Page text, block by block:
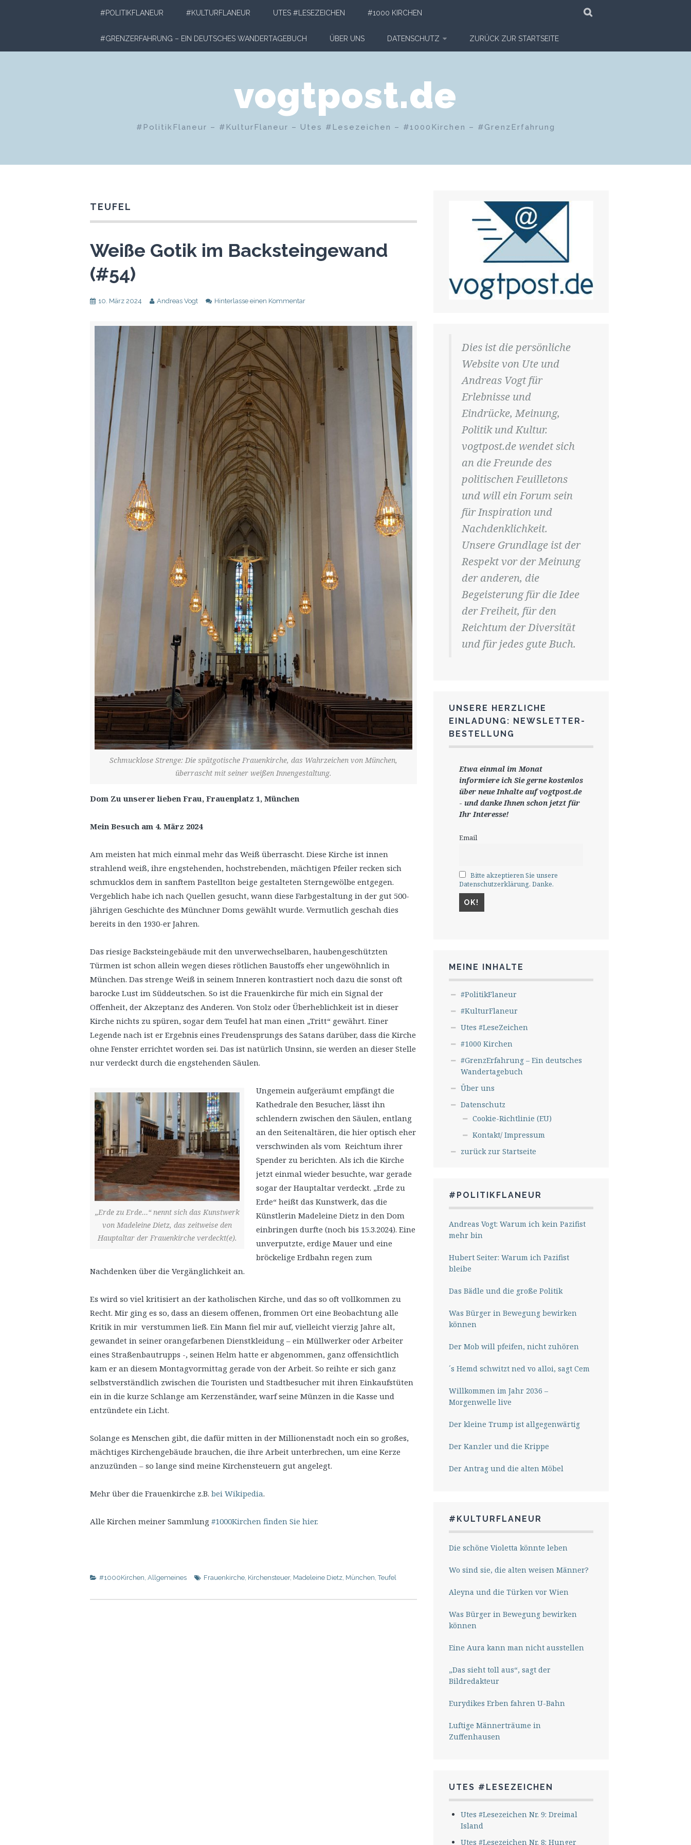
#POLITIKFLANEUR #KULTURFLANEUR UTES #LESEZEICHEN #1000 KIRCHEN
#GRENZERFAHRUNG – EIN DEUTSCHES WANDERTAGEBUCH ÜBER UNS DATENSCHUTZ ZURÜCK ZUR STARTSEITE
vogtpost.de
#PolitikFlaneur – #KulturFlaneur – Utes #Lesezeichen – #1000Kirchen – #GrenzErfahrung
TEUFEL
Weiße Gotik im Backsteingewand
(#54)
10. März 2024 Andreas Vogt Hinterlasse einen Kommentar
Schmucklose Strenge: Die spätgotische Frauenkirche, das Wahrzeichen von München,
überrascht mit seiner weißen Innengestaltung.
Dom Zu unserer lieben Frau, Frauenplatz 1, München
Mein Besuch am 4. März 2024
Am meisten hat mich einmal mehr das Weiß überrascht. Diese Kirche ist innen
strahlend weiß, ihre engstehenden, hochstrebenden, mächtigen Pfeiler recken sich
schmucklos dem in sanftem Pastellton beige gestalteten Sterngewölbe entgegen.
Vergeblich habe ich nach Quellen gesucht, wann diese Farbgestaltung in der gut 500-
jährigen Geschichte des Münchner Doms gewählt wurde. Vermutlich geschah dies
bereits in den 1930-er Jahren.
Das riesige Backsteingebäude mit den unverwechselbaren, haubengeschützten
Türmen ist schon allein wegen dieses rötlichen Baustoffs eher ungewöhnlich in
München. Das strenge Weiß in seinem Inneren kontrastiert noch dazu die sonst oft
barocke Lust im Süddeutschen. So ist die Frauenkirche für mich ein Signal der
Offenheit, der Akzeptanz des Anderen. Von Stolz oder Überheblichkeit ist in dieser
Kirche nichts zu spüren, sogar dem Teufel hat man einen „Tritt“ gewährt. Einer
Legende nach ist er Ergebnis eines Freudensprungs des Satans darüber, dass die Kirche
ohne Fenster errichtet worden sei. Das ist natürlich Unsinn, sie werden an dieser Stelle
nur verdeckt durch die engstehenden Säulen.
„Erde zu Erde…“ nennt sich das Kunstwerk
von Madeleine Dietz, das zeitweise den
Hauptaltar der Frauenkirche verdeckt(e).
Ungemein aufgeräumt empfängt die
Kathedrale den Besucher, lässt ihn
schlendern zwischen den Säulen, entlang
an den Seitenaltären, die hier optisch eher
verschwinden als vom Reichtum ihrer
Spender zu berichten. Als ich die Kirche
jetzt einmal wieder besuchte, war gerade
sogar der Hauptaltar verdeckt. „Erde zu
Erde“ heißt das Kunstwerk, das die
Künstlerin Madeleine Dietz in den Dom
einbringen durfte (noch bis 15.3.2024). Eine
unverputzte, erdige Mauer und eine
bröckelige Erdbahn regen zum
Nachdenken über die Vergänglichkeit an.
Es wird so viel kritisiert an der katholischen Kirche, und das so oft vollkommen zu
Recht. Mir ging es so, dass an diesem offenen, frommen Ort eine Beobachtung alle
Kritik in mir verstummen ließ. Ein Mann fiel mir auf, vielleicht vierzig Jahre alt,
gewandet in seiner orangefarbenen Dienstkleidung – ein Müllwerker oder Arbeiter
eines Straßenbautrupps -, seinen Helm hatte er abgenommen, ganz offensichtlich
kam er an diesem Montagvormittag gerade von der Arbeit. So reihte er sich ganz
selbstverständlich zwischen die Touristen und Stadtbesucher mit ihren Einkaufstüten
ein in die kurze Schlange am Kerzenständer, warf seine Münzen in die Kasse und
entzündete ein Licht.
Solange es Menschen gibt, die dafür mitten in der Millionenstadt noch ein so großes,
mächtiges Kirchengebäude brauchen, die ihre Arbeit unterbrechen, um eine Kerze
anzuzünden – so lange sind meine Kirchensteuern gut angelegt.
Mehr über die Frauenkirche z.B. bei Wikipedia.
Alle Kirchen meiner Sammlung #1000Kirchen finden Sie hier.
#1000Kirchen, Allgemeines Frauenkirche, Kirchensteuer, Madeleine Dietz, München,Teufel
Dies ist die persönliche
Website von Ute und
Andreas Vogt für
Erlebnisse und
Eindrücke, Meinung,
Politik und Kultur.
vogtpost.de wendet sich
an die Freunde des
politischen Feuilletons
und will ein Forum sein
für Inspiration und
Nachdenklichkeit.
Unsere Grundlage ist der
Respekt vor der Meinung
der anderen, die
Begeisterung für die Idee
der Freiheit, für den
Reichtum der Diversität
und für jedes gute Buch.
UNSERE HERZLICHE
EINLADUNG: NEWSLETTER-
BESTELLUNG
Etwa einmal im Monat
informiere ich Sie gernekostenlos
über neue Inhalte auf vogtpost.de
- und danke Ihnen schon jetzt für
Ihr Interesse!
Email
Bitte akzeptieren Sie unsere
Datenschutzerklärung. Danke.
MEINE INHALTE
#PolitikFlaneur
#KulturFlaneur
Utes #LeseZeichen
#1000 Kirchen
#GrenzErfahrung – Ein deutsches
Wandertagebuch
Über uns
Datenschutz
Cookie-Richtlinie (EU)
Kontakt/ Impressum
zurück zur Startseite
#POLITIKFLANEUR
Andreas Vogt: Warum ich kein Pazifist
mehr bin
Hubert Seiter: Warum ich Pazifist
bleibe
Das Bädle und die große Politik
Was Bürger in Bewegung bewirken
können
Der Mob will pfeifen, nicht zuhören
´s Hemd schwitzt ned vo alloi, sagt Cem
Willkommen im Jahr 2036 –
Morgenwelle live
Der kleine Trump ist allgegenwärtig
Der Kanzler und die Krippe
Der Antrag und die alten Möbel
#KULTURFLANEUR
Die schöne Violetta könnte leben
Wo sind sie, die alten weisen Männer?
Aleyna und die Türken vor Wien
Was Bürger in Bewegung bewirken
können
Eine Aura kann man nicht ausstellen
„Das sieht toll aus“, sagt der
Bildredakteur
Eurydikes Erben fahren U-Bahn
Luftige Männerträume in
Zuffenhausen
UTES #LESEZEICHEN
Utes #Lesezeichen Nr. 9: Dreimal
Island
Utes #Lesezeichen Nr. 8: Hunger